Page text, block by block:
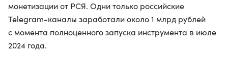
монетизации от РСЯ. Одни только российские
Telegram-каналы заработали около 1 млрд рублей
с момента полноценного запуска инструмента в июле
2024 года.